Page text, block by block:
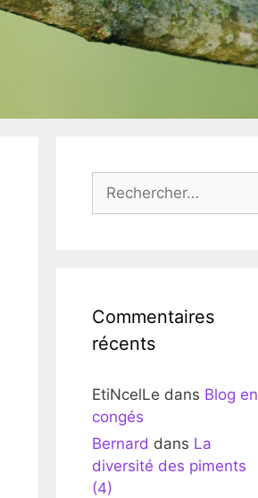
Commentaires
récents
EtiNcelLe dans Blog en
congés
Bernard dans La
diversité des piments
(4)